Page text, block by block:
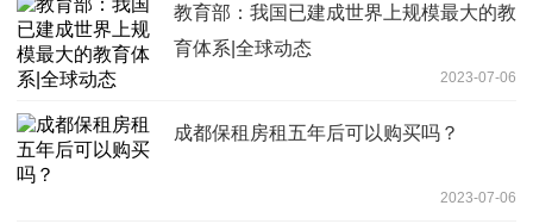
教育部：我国已建成世界上规模最大的教
育体系|全球动态
2023-07-06
成都保租房租五年后可以购买吗？
2023-07-06